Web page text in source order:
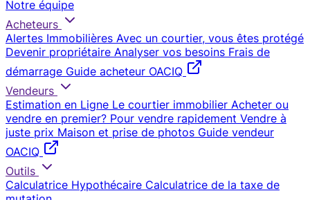
Notre équipe
Acheteurs
Alertes Immobilières Avec un courtier, vous êtes protégé
Devenir propriétaire Analyser vos besoins Frais de
démarrage Guide acheteur OACIQ
Vendeurs
Estimation en Ligne Le courtier immobilier Acheter ou
vendre en premier? Pour vendre rapidement Vendre à
juste prix Maison et prise de photos Guide vendeur
OACIQ
Outils
Calculatrice Hypothécaire Calculatrice de la taxe de